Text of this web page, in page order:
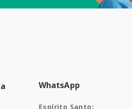
WhatsApp
Espírito Santo: